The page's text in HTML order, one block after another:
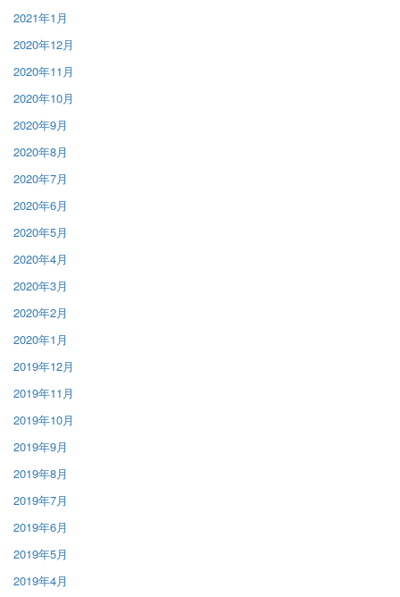
2021年1月
2020年12月
2020年11月
2020年10月
2020年9月
2020年8月
2020年7月
2020年6月
2020年5月
2020年4月
2020年3月
2020年2月
2020年1月
2019年12月
2019年11月
2019年10月
2019年9月
2019年8月
2019年7月
2019年6月
2019年5月
2019年4月